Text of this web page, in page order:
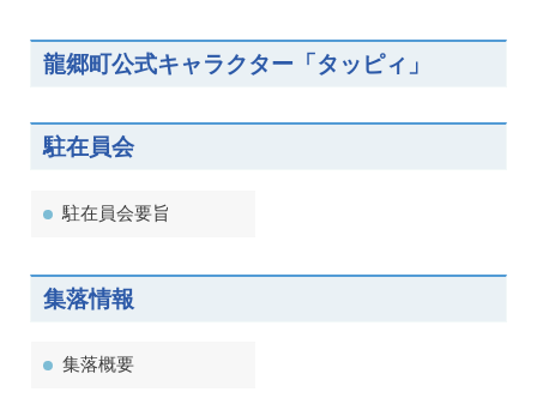
龍郷町公式キャラクター「タッピィ」
駐在員会
駐在員会要旨
集落情報
集落概要